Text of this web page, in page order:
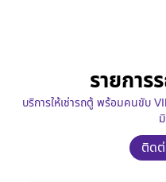
รายการ
บริการให้เช่ารถตู้ พร้อมคนขับ
ติด